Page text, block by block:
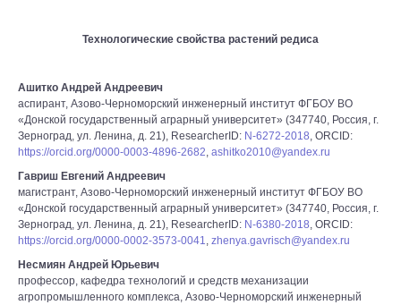
Технологические свойства растений редиса
Ашитко Андрей Андреевич
аспирант, Азово-Черноморский инженерный институт ФГБОУ ВО
«Донской государственный аграрный университет» (347740, Россия, г.
Зерноград, ул. Ленина, д. 21), ResearcherID: N-6272-2018, ORCID:
https://orcid.org/0000-0003-4896-2682, ashitko2010@yandex.ru
Гавриш Евгений Андреевич
магистрант, Азово-Черноморский инженерный институт ФГБОУ ВО
«Донской государственный аграрный университет» (347740, Россия, г.
Зерноград, ул. Ленина, д. 21), ResearcherID: N-6380-2018, ORCID:
https://orcid.org/0000-0002-3573-0041, zhenya.gavrisch@yandex.ru
Несмиян Андрей Юрьевич
профессор, кафедра технологий и средств механизации
агропромышленного комплекса, Азово-Черноморский инженерный